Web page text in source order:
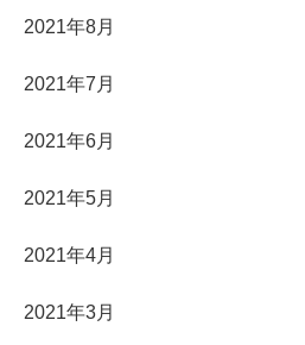
2021年8月
2021年7月
2021年6月
2021年5月
2021年4月
2021年3月